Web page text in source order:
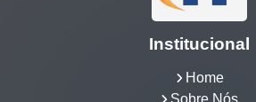
Institucional
Home
Sobre Nós